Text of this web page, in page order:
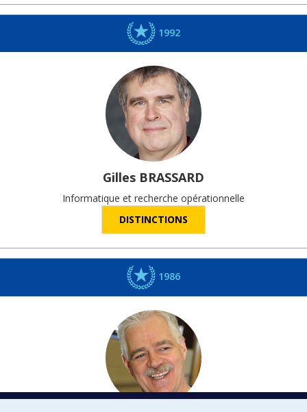
1992
Gilles BRASSARD
Informatique et recherche opérationnelle
DISTINCTIONS
1986